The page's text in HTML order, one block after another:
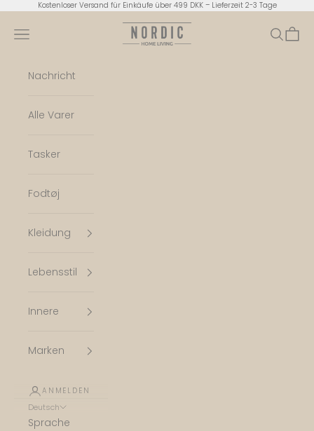
Zum Inhalt springen
Kostenloser Versand für Einkäufe über 499 DKK – Lieferzeit 2-3 Tage
Nordic Home Living
Menü Suchen
Nachricht
Alle Varer
Tasker
Fodtøj
Kleidung
Lebensstil
Innere
Marken
ANMELDEN
Deutsch
Sprache